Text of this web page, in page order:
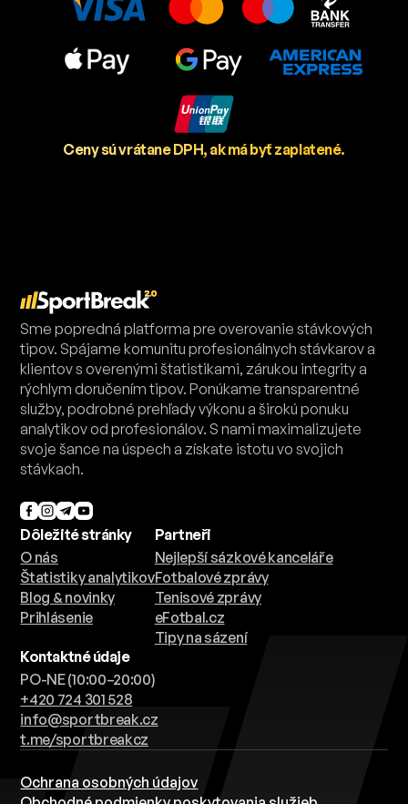
Ceny sú vrátane DPH, ak má byť zaplatené.
Sme popredná platforma pre overovanie stávkových
tipov. Spájame komunitu profesionálnych stávkarov a
klientov s overenými štatistikami, zárukou integrity a
rýchlym doručením tipov. Ponúkame transparentné
služby, podrobné prehľady výkonu a širokú ponuku
analytikov od profesionálov. S nami maximalizujete
svoje šance na úspech a získate istotu vo svojich
stávkach.
Dôležité stránky
O nás
Štatistiky analytikov
Blog & novinky
Prihlásenie
Partneři
Nejlepší sázkové kanceláře
Fotbalové zprávy
Tenisové zprávy
eFotbal.cz
Tipy na sázení
Kontaktné údaje
PO-NE (10:00–20:00)
+420 724 301 528
info@sportbreak.cz
t.me/sportbreakcz
Ochrana osobných údajov